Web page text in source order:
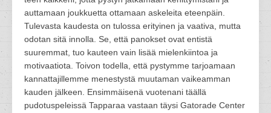
auttamaan joukkuetta ottamaan askeleita eteenpäin.
Tulevasta kaudesta on tulossa erityinen ja vaativa, mutta
odotan sitä innolla. Se, että panokset ovat entistä
suuremmat, tuo kauteen vain lisää mielenkiintoa ja
motivaatiota. Toivon todella, että pystymme tarjoamaan
kannattajillemme menestystä muutaman vaikeamman
kauden jälkeen. Ensimmäisenä vuotenani täällä
pudotuspeleissä Tapparaa vastaan täysi Gatorade Center